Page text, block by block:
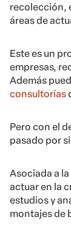
recolección,
áreas de
Este es un
empresas,
Además
consultorías
Pero con el
pasado por
Asociada a
actuar en la
estudios y
montajes de